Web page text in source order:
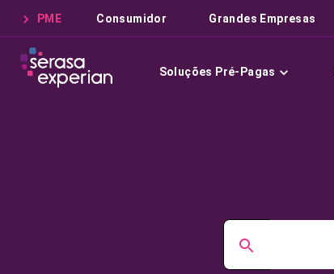
PME Consumidor Grandes Empresas
Soluções Pré-Pagas